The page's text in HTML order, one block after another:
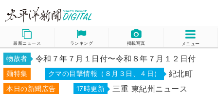
最新ニュース ランキング 掲載写真 メニュー
物故者 令和７年７月１日付〜令和８年７月１２日付
麺特集 クマの目撃情報（８月３日、４日） 紀北町
本日の新聞広告 17時更新 三重 東紀州ニュース